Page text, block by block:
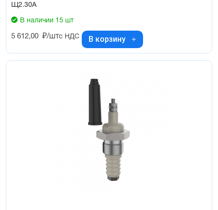
Щ2.30А
В наличии 15 шт
5 612,00 ₽/штс НДС В корзину